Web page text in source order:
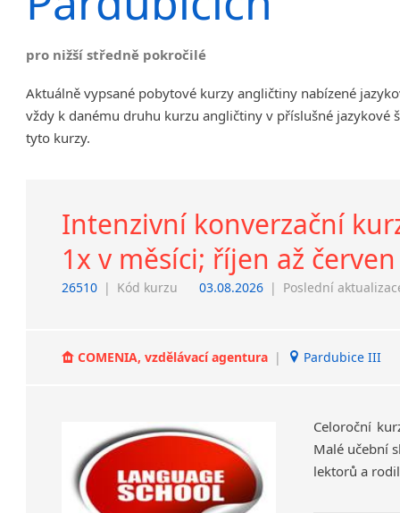
Chrudim
Hodonín
Klatovy
Kolín
Vysoká nad Labem
pro nižší středně pokročilé
Aktuálně vypsané pobytové kurzy angličtiny nabízené
vždy k danému druhu kurzu angličtiny v příslušné
tyto kurzy.
Intenzivní konverzační
1x v měsíci; říjen až červen
26510 | Kód kurzu 03.08.2026 | Poslední
COMENIA, vzdělávací agentura | Pardubice III
Celoroční
Malé učební
lektorů a